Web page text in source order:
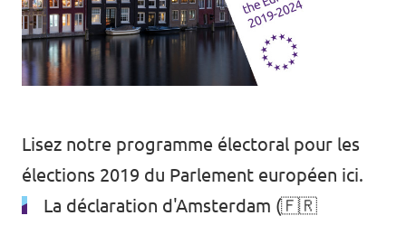
Lisez notre programme électoral pour les
élections 2019 du Parlement européen ici.
La déclaration d'Amsterdam (🇫🇷